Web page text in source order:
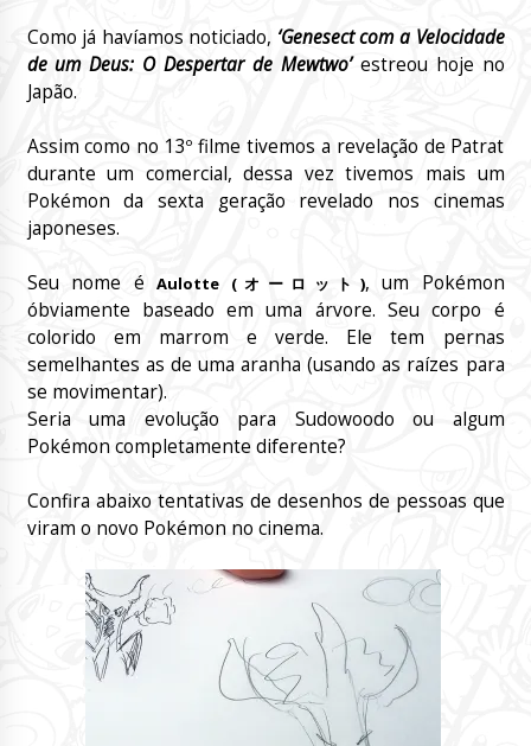
Como já havíamos noticiado, ‘Genesect com a Velocidade
de um Deus: O Despertar de Mewtwo’estreou hoje no
Japão.
Assim como no 13º filme tivemos a revelação de Patrat
durante um comercial, dessa vez tivemos mais um
Pokémon da sexta geração revelado nos cinemas
japoneses.
Seu nome é Aulotte (オーロット), um Pokémon
óbviamente baseado em uma árvore. Seu corpo é
colorido em marrom e verde. Ele tem pernas
semelhantes as de uma aranha (usando as raízes para
se movimentar).
Seria uma evolução para Sudowoodo ou algum
Pokémon completamente diferente?
Confira abaixo tentativas de desenhos de pessoas que
viram o novo Pokémon no cinema.